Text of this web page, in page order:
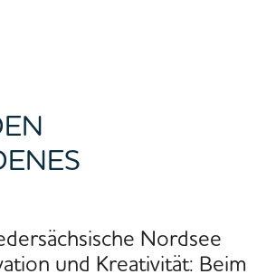
Nordsee
und Kreativität: Beim